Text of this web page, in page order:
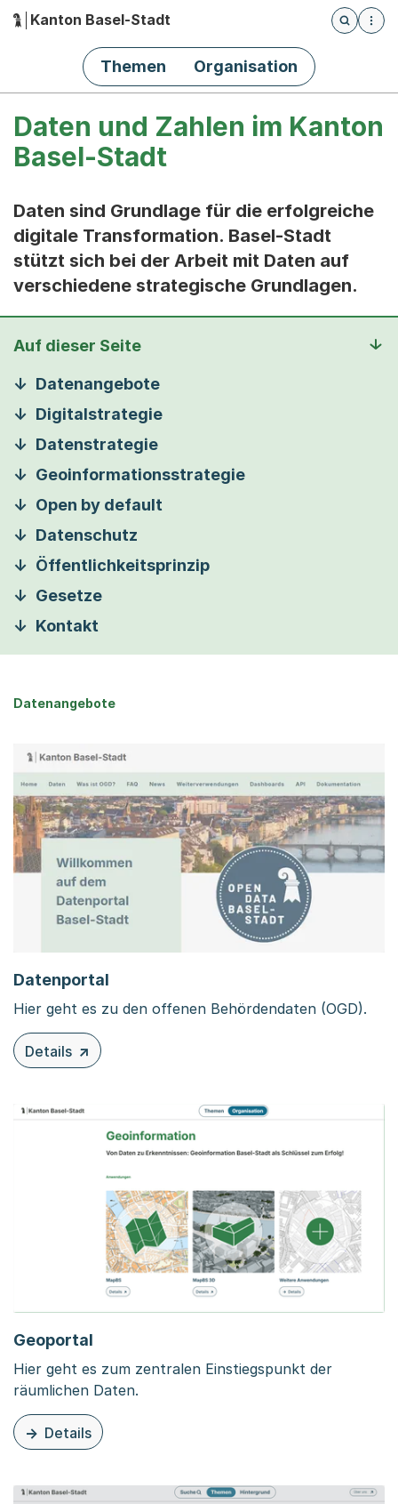
Hauptnavigation
Kanton Basel-Stadt
Öffnet
Themen Organisation
Daten und Zahlen im Kanton
Basel-Stadt
Daten sind Grundlage für die erfolgreiche
digitale Transformation. Basel-Stadt
stützt sich bei der Arbeit mit Daten auf
verschiedene strategische Grundlagen.
Auf dieser Seite
Datenangebote
Digitalstrategie
Datenstrategie
Geoinformationsstrategie
Open by default
Datenschutz
Öffentlichkeitsprinzip
Gesetze
Kontakt
Datenangebote
Datenportal
Hier geht es zu den offenen Behördendaten (OGD).
Details
zu diesem Inhalt: Datenportal
Geoportal
Hier geht es zum zentralen Einstiegspunkt der
räumlichen Daten.
Details
zu dieser Organisationsseite: Geoportal